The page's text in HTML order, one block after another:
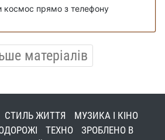
космос прямо з телефону
матеріалів
СТИЛЬ ЖИТТЯ
МУЗИКА І КІНО
ТЕХНО
ЗРОБЛЕНО В